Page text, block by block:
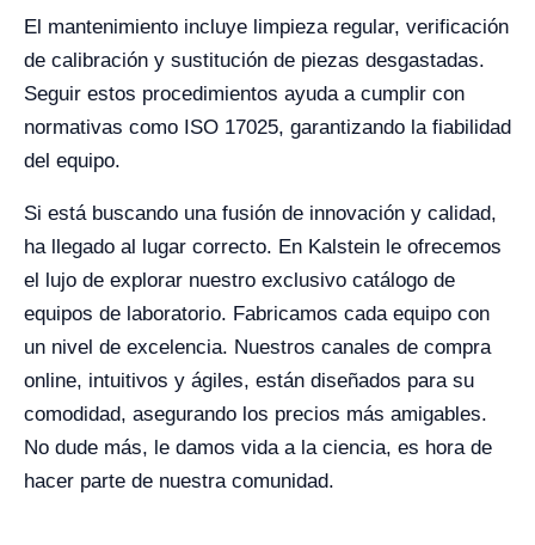
El mantenimiento incluye limpieza regular, verificación
de calibración y sustitución de piezas desgastadas.
Seguir estos procedimientos ayuda a cumplir con
normativas como ISO 17025, garantizando la fiabilidad
del equipo.
Si está buscando una fusión de innovación y calidad,
ha llegado al lugar correcto. En Kalstein le ofrecemos
el lujo de explorar nuestro exclusivo catálogo de
equipos de laboratorio. Fabricamos cada equipo con
un nivel de excelencia. Nuestros canales de compra
online, intuitivos y ágiles, están diseñados para su
comodidad, asegurando los precios más amigables.
No dude más, le damos vida a la ciencia, es hora de
hacer parte de nuestra comunidad.